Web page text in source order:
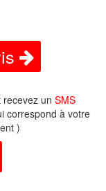
recevez un SMS
correspond à votre
)